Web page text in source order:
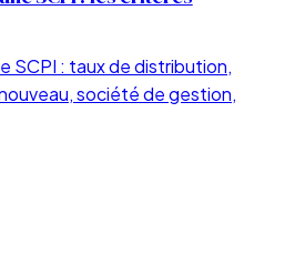
SCPI : taux de distribution,
société de gestion,